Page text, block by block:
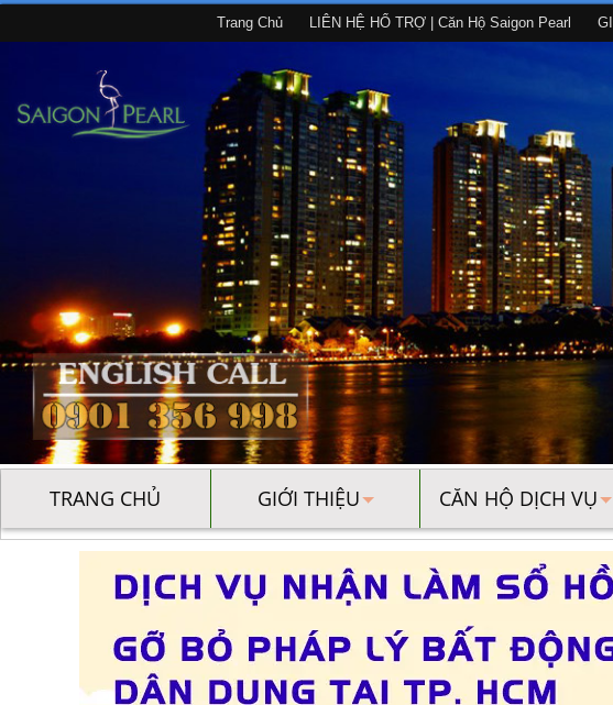
Trang Chủ LIÊN HỆ HỔ TRỢ | Căn Hộ Saigon Pearl
TRANG CHỦ GIỚI THIỆU CĂN HỘ DỊCH VỤ